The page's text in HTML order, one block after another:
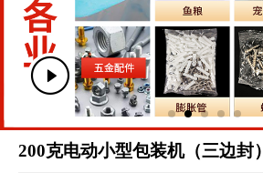
200克电动小型包装机（三边封）